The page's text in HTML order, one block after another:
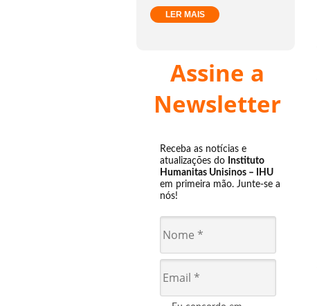
LER MAIS
Assine a
Newsletter
Receba as notícias e
atualizações do Instituto
Humanitas Unisinos – IHU
em primeira mão. Junte-se a
nós!